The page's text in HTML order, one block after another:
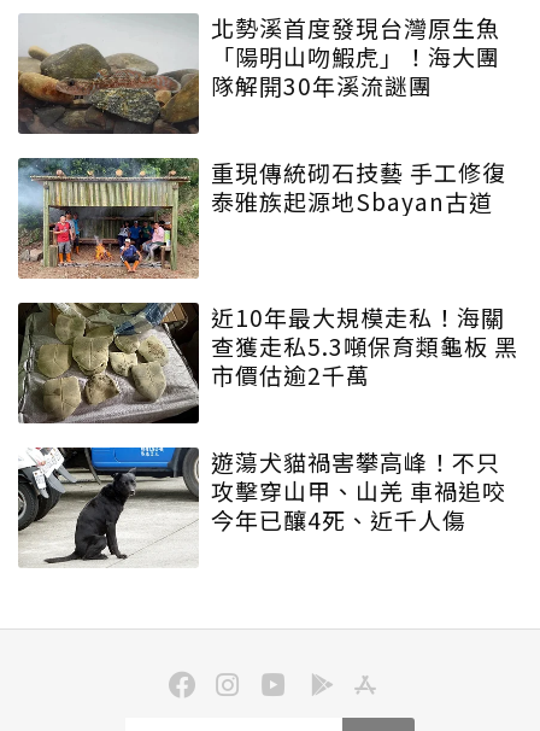
北勢溪首度發現台灣原生魚
「陽明山吻鰕虎」！海大團
隊解開30年溪流謎團
重現傳統砌石技藝 手工修復
泰雅族起源地Sbayan古道
近10年最大規模走私！海關
查獲走私5.3噸保育類龜板 黑
市價估逾2千萬
遊蕩犬貓禍害攀高峰！不只
攻擊穿山甲、山羌 車禍追咬
今年已釀4死、近千人傷